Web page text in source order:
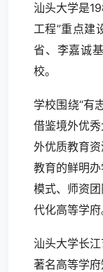
汕头大学是
工程”重点建
省、李嘉诚
校。
学校围绕“有
借鉴境外优
外优质教育
教育的鲜明
模式、师资
代化高等学府
汕头大学长
著名高等学